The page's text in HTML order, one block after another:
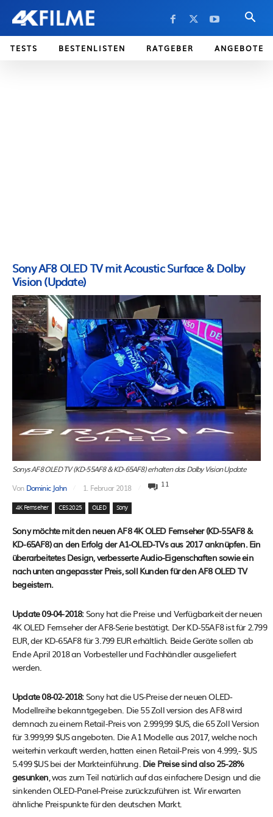
TESTS BESTENLISTEN RATGEBER ANGEBOTE
Sony AF8 OLED TV mit Acoustic Surface & Dolby
Vision (Update)
Sonys AF8 OLED TV (KD-55AF8 & KD-65AF8) erhalten das Dolby Vision Update
Von Dominic Jahn 1. Februar 2018 11
4K Fernseher CES 2025 OLED Sony
Sony möchte mit den neuen AF8 4K OLED Fernseher (KD-55AF8 &
KD-65AF8) an den Erfolg der A1-OLED-TVs aus 2017 anknüpfen. Ein
überarbeitetes Design, verbesserte Audio-Eigenschaften sowie ein
nach unten angepasster Preis, soll Kunden für den AF8 OLED TV
begeistern.
Update 09-04-2018:Sony hat die Preise und Verfügbarkeit der neuen
4K OLED Fernseher der AF8-Serie bestätigt. Der KD-55AF8 ist für 2.799
EUR, der KD-65AF8 für 3.799 EUR erhältlich. Beide Geräte sollen ab
Ende April 2018 an Vorbesteller und Fachhändler ausgeliefert
werden.
Update 08-02-2018:Sony hat die US-Preise der neuen OLED-
Modellreihe bekanntgegeben. Die 55 Zoll version des AF8 wird
demnach zu einem Retail-Preis von 2.999,99 $US, die 65 Zoll Version
für 3.999,99 $US angeboten. Die A1 Modelle aus 2017, welche noch
weiterhin verkauft werden, hatten einen Retail-Preis von 4.999,- $US
5.499 $US bei der Markteinführung. Die Preise sind also 25-28%
gesunken , was zum Teil natürlich auf das einfachere Design und die
sinkenden OLED-Panel-Preise zurückzuführen ist. Wir erwarten
ähnliche Preispunkte für den deutschen Markt.